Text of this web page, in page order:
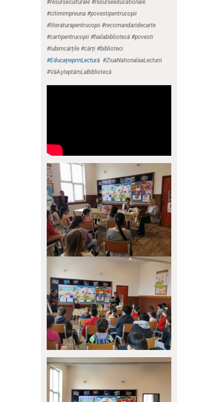
#resurseculturale #resurseeducationale
#citimimpreuna #povestipentrucopii
#literaturapentrucopii #recomandaridecarte
#cartipentrucopii #hailabibliotecă #povesti
#iubimcărțile #cărți #biblioteci
#EducațieprinLectură#ZiuaNationalaaLecturii
#VăAșteptămLaBibliotecă